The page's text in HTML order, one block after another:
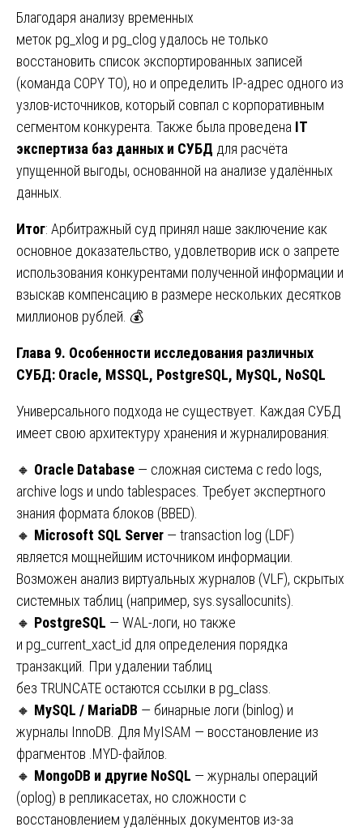
Благодаря анализу временных
меток pg_xlog и pg_clog удалось не только
восстановить список экспортированных записей
(команда COPY TO), но и определить IP-адрес одного из
узлов-источников, который совпал с корпоративным
сегментом конкурента. Также была проведена IT
экспертиза баз данных и СУБД для расчёта
упущенной выгоды, основанной на анализе удалённых
данных.
Итог: Арбитражный суд принял наше заключение как
основное доказательство, удовлетворив иск о запрете
использования конкурентами полученной информации и
взыскав компенсацию в размере нескольких десятков
миллионов рублей. 💰
Глава 9. Особенности исследования различных
СУБД: Oracle, MSSQL, PostgreSQL, MySQL, NoSQL
Универсального подхода не существует. Каждая СУБД
имеет свою архитектуру хранения и журналирования:
🔸 Oracle Database — сложная система с redo logs,
archive logs и undo tablespaces. Требует экспертного
знания формата блоков (BBED).
🔸 Microsoft SQL Server — transaction log (LDF)
является мощнейшим источником информации.
Возможен анализ виртуальных журналов (VLF), скрытых
системных таблиц (например, sys.sysallocunits).
🔸 PostgreSQL — WAL-логи, но также
и pg_current_xact_id для определения порядка
транзакций. При удалении таблиц
без TRUNCATE остаются ссылки в pg_class.
🔸 MySQL / MariaDB — бинарные логи (binlog) и
журналы InnoDB. Для MyISAM — восстановление из
фрагментов .MYD-файлов.
🔸 MongoDB и другие NoSQL — журналы операций
(oplog) в репликасетах, но сложности с
восстановлением удалённых документов из-за